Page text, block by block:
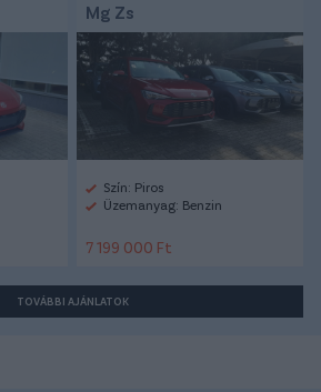
Mg Zs
Szín: Piros
Üzemanyag: Benzin
7 199 000 Ft
TOVÁBBI AJÁNLATOK